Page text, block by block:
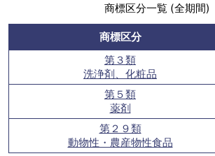
商標区分一覧 (全期間)
商標区分
第３類
洗浄剤、化粧品
第５類
薬剤
第２９類
動物性・農産物性食品